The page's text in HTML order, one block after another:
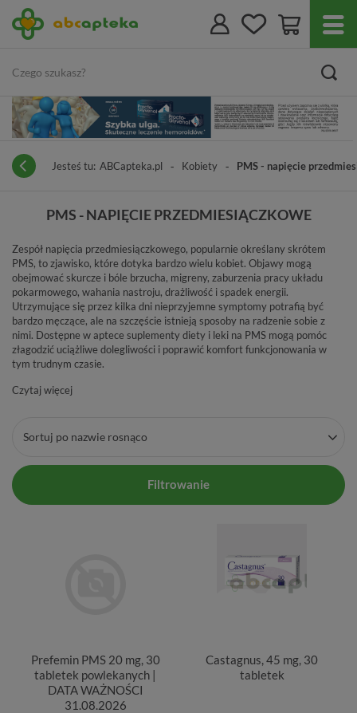
Jesteś tu: ABCapteka.pl Kobiety PMS - napięcie
PMS - NAPIĘCIE PRZEDMIESIĄCZKOWE
Zespół napięcia przedmiesiączkowego, popularnie określany skrótem
PMS, to zjawisko, które dotyka bardzo wielu kobiet. Objawy mogą
obejmować skurcze i bóle brzucha, migreny, zaburzenia pracy układu
pokarmowego, wahania nastroju, drażliwość i spadek energii.
Utrzymujące się przez kilka dni nieprzyjemne symptomy potrafią być
bardzo męczące, ale na szczęście istnieją sposoby na radzenie sobie z
nimi. Dostępne w aptece suplementy diety i leki na PMS mogą pomóc
złagodzić uciążliwe dolegliwości i poprawić komfort funkcjonowania w
tym trudnym czasie.
Czytaj więcej
Sortuj po nazwie rosnąco
Filtrowanie
Prefemin PMS 20 mg, 30
tabletek powlekanych |
DATA WAŻNOŚCI
31.08.2026
Castagnus, 45 mg, 30
tabletek